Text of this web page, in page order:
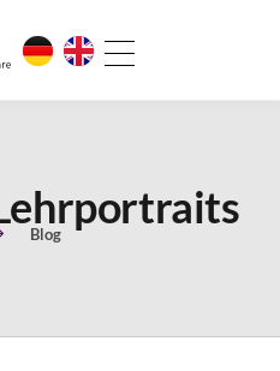
Blog